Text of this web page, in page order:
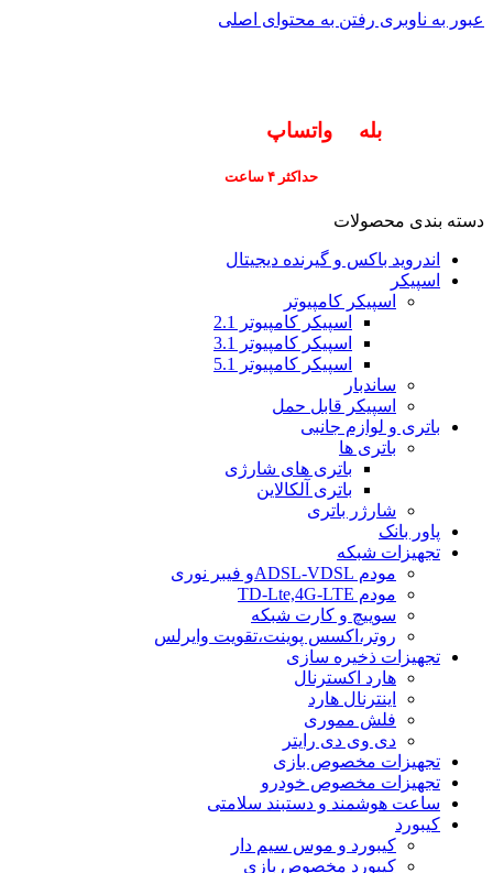
عبور به ناوبری رفتن به محتوای اصلی
بله واتساپ
حداکثر ۴ ساعت
دسته بندی محصولات
اندروید باکس و گیرنده دیجیتال
اسپیکر
اسپیکر کامپیوتر
اسپیکر کامپیوتر 2.1
اسپیکر کامپیوتر 3.1
اسپیکر کامپیوتر 5.1
ساندبار
اسپیکر قابل حمل
باتری و لوازم جانبی
باتری ها
باتری های شارژی
باتری آلکالاین
شارژر باتری
پاور بانک
تجهیزات شبکه
مودم ADSL-VDSLو فیبر نوری
مودم TD-Lte,4G-LTE
سوییچ و کارت شبکه
روتر،اکسس پوینت،تقویت وایرلس
تجهیزات ذخیره سازی
هارد اکسترنال
اینترنال هارد
فلش مموری
دی وی دی رایتر
تجهیزات مخصوص بازی
تجهیزات مخصوص خودرو
ساعت هوشمند و دستبند سلامتی
کیبورد
کیبورد و موس سیم دار
کیبورد مخصوص بازی